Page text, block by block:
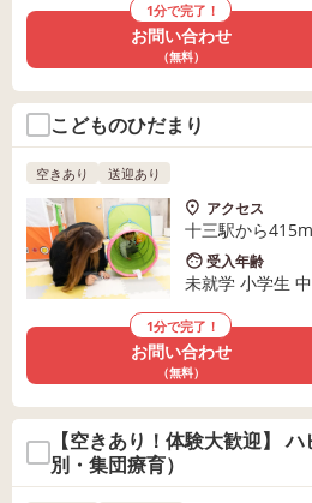
1分で完了！
お問い合わせ
（無料）
こどものひだまり
空きあり 送迎あり
アクセス
十三駅から
受入年齢
未就学 小学生
1分で完了！
お問い合わせ
（無料）
【空きあり！体験大歓迎】
別・集団療育）